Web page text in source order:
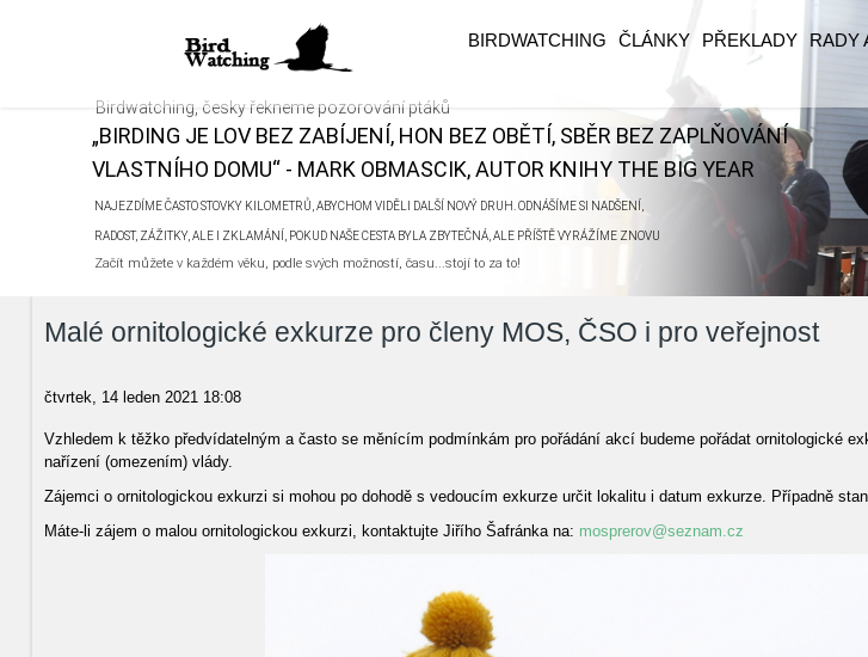
BIRDWATCHING ČLÁNKY PŘEKLADY RADY
Birdwatching, česky řekneme pozorování ptáků
„BIRDING JE LOV BEZ ZABÍJENÍ, HON BEZ OBĚTÍ, SBĚR BEZ ZAPLŇOVÁNÍ
VLASTNÍHO DOMU“ - MARK OBMASCIK, AUTOR KNIHY THE BIG YEAR
NAJEZDÍME ČASTO STOVKY KILOMETRŮ, ABYCHOM VIDĚLI DALŠÍ NOVÝ DRUH. ODNÁŠÍME SI NADŠENÍ,
RADOST, ZÁŽITKY, ALE I ZKLAMÁNÍ, POKUD NAŠE CESTA BYLA ZBYTEČNÁ, ALE PŘÍŠTĚ VYRÁŽÍME ZNOVU
Začít můžete v každém věku, podle svých možností, času...stojí to za to!
Malé ornitologické exkurze pro členy MOS, ČSO i pro veřejnost
čtvrtek, 14 leden 2021 18:08
Vzhledem k těžko předvídatelným a často se měnícím podmínkám pro pořádání akcí budeme pořádat ornitologické
nařízení (omezením) vlády.
Zájemci o ornitologickou exkurzi si mohou po dohodě s vedoucím exkurze určit lokalitu i datum exkurze. Případně
Máte-li zájem o malou ornitologickou exkurzi, kontaktujte Jiřího Šafránka na: mosprerov@seznam.cz